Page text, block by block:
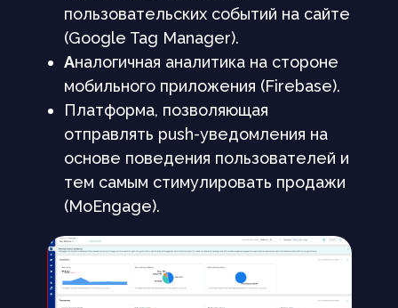
пользовательских событий на сайте
(Google Tag Manager).
Аналогичная аналитика на стороне
мобильного приложения (Firebase).
Платформа, позволяющая
отправлять push-уведомления на
основе поведения пользователей и
тем самым стимулировать продажи
(MoEngage).